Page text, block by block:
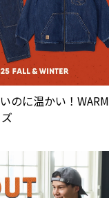
のに温かい！WARM